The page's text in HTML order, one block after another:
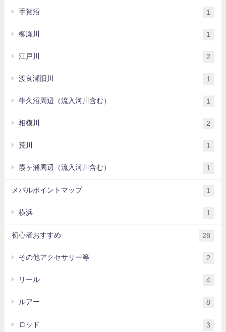
手賀沼 1
柳瀬川 1
江戸川 2
渡良瀬旧川 1
牛久沼周辺（流入河川含む） 1
相模川 2
荒川 1
霞ヶ浦周辺（流入河川含む） 1
メバルポイントマップ 1
横浜 1
初心者おすすめ 28
その他アクセサリー等 2
リール 4
ルアー 8
ロッド 3